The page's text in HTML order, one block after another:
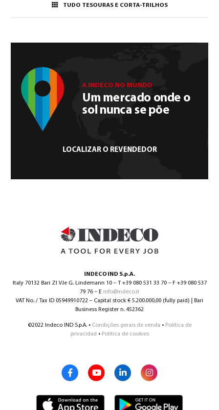
TUDO TESOURAS E CORTA-TRILHOS
A INDECO NO MUNDO
Um mercado onde o
sol nunca se põe
LOCALIZAR O REVENDEDOR
INDECO IND S.p.A.
Italy 70132 Bari ZI V.le G. Lindemann 10 – T +39 080 531 33 70 – F +39 080 537
79 76 – E info@indeco.it
VAT No. / Tax ID 05949910722 – Capital stock € 5.200.000,00 (fully paid) | Bari
Business Register n. 452362
©2022 Indeco IND S.p.A. • Condições gerais de venda • Política de
privacidad • Política de cookies